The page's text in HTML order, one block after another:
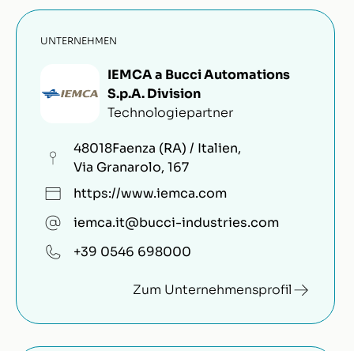
UNTERNEHMEN
IEMCA a Bucci Automations
S.p.A. Division
Technologiepartner
48018Faenza (RA) / Italien,
Via Granarolo, 167
https://www.iemca.com
iemca.it@bucci-industries.com
+39 0546 698000
Zum Unternehmensprofil